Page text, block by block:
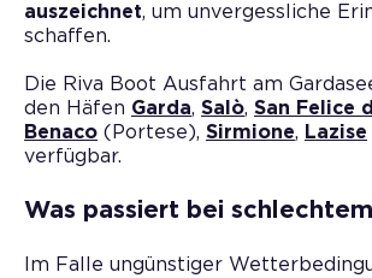
auszeichnet, um unvergessliche
schaffen.
Die Riva Boot Ausfahrt am
den Häfen Garda, Salò, San Felice
Benaco (Portese), Sirmione, Lazise
verfügbar.
Was passiert bei
Im Falle ungünstiger